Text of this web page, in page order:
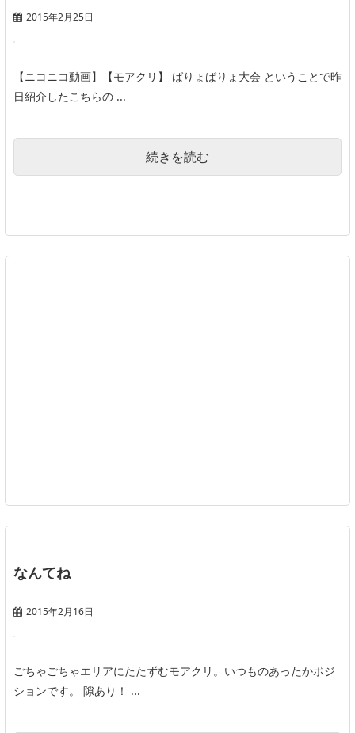
2015年2月25日
【ニコニコ動画】【モアクリ】 ばりょばりょ大会 ということで昨
日紹介したこちらの ...
続きを読む
なんてね
2015年2月16日
ごちゃごちゃエリアにたたずむモアクリ。いつものあったかポジ
ションです。 隙あり！ ...